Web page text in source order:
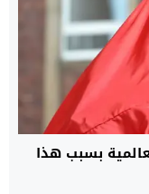
بسبب هذا